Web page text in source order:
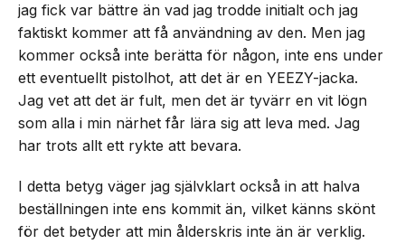
jag fick var bättre än vad jag trodde initialt och jag
faktiskt kommer att få användning av den. Men jag
kommer också inte berätta för någon, inte ens under
ett eventuellt pistolhot, att det är en YEEZY-jacka.
Jag vet att det är fult, men det är tyvärr en vit lögn
som alla i min närhet får lära sig att leva med. Jag
har trots allt ett rykte att bevara.
I detta betyg väger jag självklart också in att halva
beställningen inte ens kommit än, vilket känns skönt
för det betyder att min ålderskris inte än är verklig.